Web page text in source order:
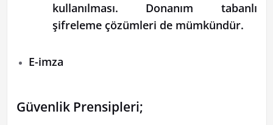
kullanılması. Donanım tabanlı
şifreleme çözümleri de mümkündür.
E-imza
Güvenlik Prensipleri;